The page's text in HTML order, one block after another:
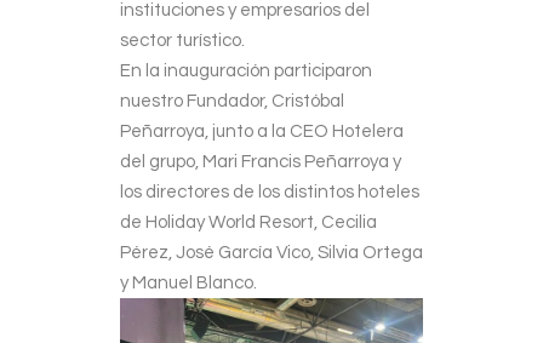
instituciones y empresarios del
sector turístico.
En la inauguración participaron
nuestro Fundador, Cristóbal
Peñarroya, junto a la CEO Hotelera
del grupo, Mari Francis Peñarroya y
los directores de los distintos hoteles
de Holiday World Resort, Cecilia
Pérez, José García Vico, Silvia Ortega
y Manuel Blanco.